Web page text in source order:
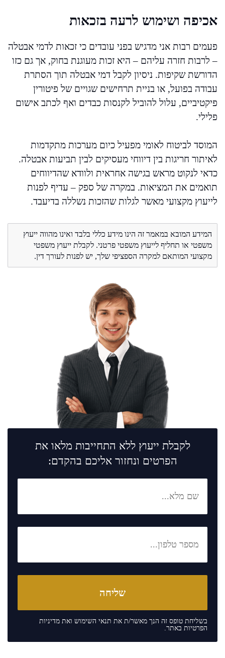
אכיפה ושימוש לרעה בזכאות
פעמים רבות אני מדגיש בפני עובדים כי זכאות לדמי אבטלה
– לרבות חזרה עליהם – היא זכות מעוגנת בחוק, אך גם כזו
הדורשת שקיפות. ניסיון לקבל דמי אבטלה תוך הסתרת
עבודה בפועל, או בניית תרחישים שגויים של פיטורין
פיקטיביים, עלול להוביל לקנסות כבדים ואף לכתב אישום
פלילי.
המוסד לביטוח לאומי מפעיל כיום מערכות מתקדמות
לאיתור חריגות בין דיווחי מעסיקים לבין תביעות אבטלה.
כדאי לנקוט מראש בגישה אחראית ולוודא שהדיווחים
תואמים את המציאות. במקרה של ספק – עדיף לפנות
לייעוץ מקצועי מאשר לגלות שהזכות נשללה בדיעבד.
המידע המובא במאמר זה הינו מידע כללי בלבד ואינו מהווה ייעוץ
משפטי או תחליף לייעוץ משפטי פרטני. לקבלת ייעוץ משפטי
מקצועי המותאם למקרה הספציפי שלך, יש לפנות לעורך דין.
לקבלת ייעוץ ללא התחייבות מלאו את
הפרטים ונחזור אליכם בהקדם:
בשליחת טופס זה הנך מאשר/ת את תנאי השימוש ואת מדיניות
הפרטיות באתר.